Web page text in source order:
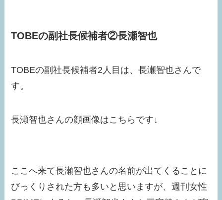
TOBEの副社長候補者②長瀬智也
TOBEの副社長候補者2人目は、長瀬智也さんで
す。
長瀬智也さんの顔画像はこちらです↓
ここへ来て長瀬智也さんの名前が出てくることに
びっくりされた方も多いと思いますが、週刊女性